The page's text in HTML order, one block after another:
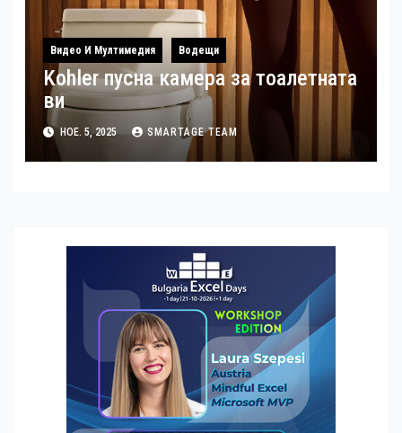
Видео И Мултимедия Водещи
Kohler пусна камера за тоалетната
ви
НОЕ. 5, 2025 SMARTAGE TEAM